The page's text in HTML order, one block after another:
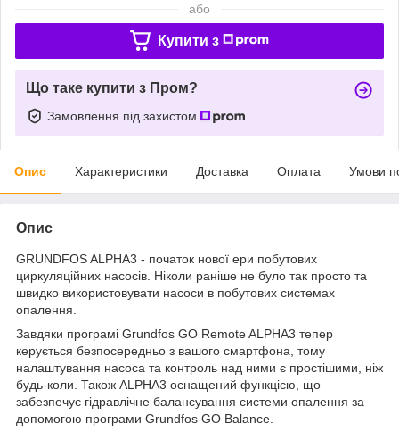
або
Купити з
Що таке купити з Пром?
Замовлення під захистом
Опис Характеристики Доставка Оплата Умови
Опис
GRUNDFOS ALPHA3 - початок нової ери побутових
циркуляційних насосів. Ніколи раніше не було так просто та
швидко використовувати насоси в побутових системах
опалення.
Завдяки програмі Grundfos GO Remote ALPHA3 тепер
керується безпосередньо з вашого смартфона, тому
налаштування насоса та контроль над ними є простішими, ніж
будь-коли. Також ALPHA3 оснащений функцією, що
забезпечує гідравлічне балансування системи опалення за
допомогою програми Grundfos GO Balance.